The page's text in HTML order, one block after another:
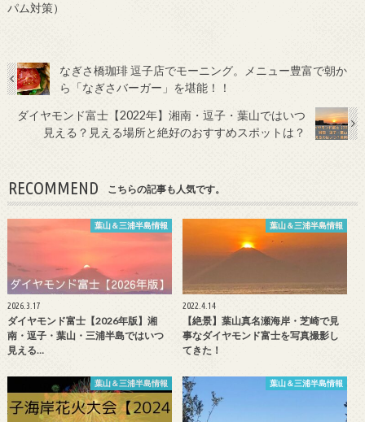
パム対策）
なぎさ橋珈琲 逗子店でモーニング。メニュー豊富で朝か
ら「なぎさバーガー」を堪能！！
ダイヤモンド富士【2022年】湘南・逗子・葉山ではいつ
見える？見える場所と絶好のおすすめスポットは？
RECOMMEND こちらの記事も人気です。
葉山＆三浦半島情報
2026.3.17
ダイヤモンド富士【2026年版】湘
南・逗子・葉山・三浦半島ではいつ
見える…
葉山＆三浦半島情報
2022.4.14
【絶景】葉山真名瀬海岸・芝崎で見
事なダイヤモンド富士を写真撮影し
てきた！
葉山＆三浦半島情報 葉山＆三浦半島情報